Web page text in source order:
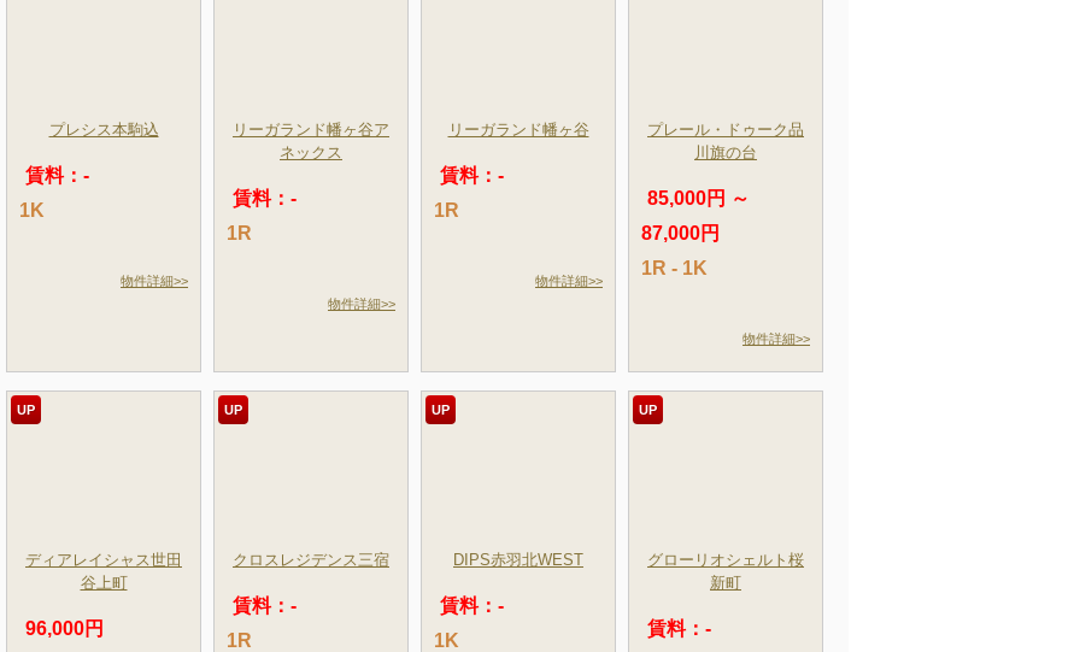
プレシス本駒込
賃料：-
1K
物件詳細>>
リーガランド幡ヶ谷ア
ネックス
賃料：-
1R
物件詳細>>
リーガランド幡ヶ谷
賃料：-
1R
物件詳細>>
プレール・ドゥーク品
川旗の台
85,000円 ～
87,000円
1R - 1K
物件詳細>>
UP
ディアレイシャス世田
谷上町
96,000円
UP
クロスレジデンス三宿
賃料：-
1R
UP
DIPS赤羽北WEST
賃料：-
1K
UP
グローリオシェルト桜
新町
賃料：-